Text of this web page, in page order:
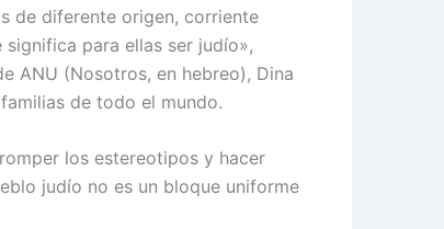
de diferente origen, corriente
para ellas ser judío»,
ANU (Nosotros, en hebreo), Dina
de todo el mundo.
los estereotipos y hacer
judío no es un bloque uniforme